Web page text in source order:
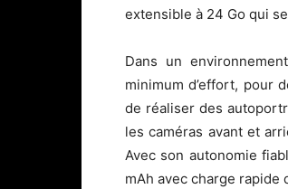
extensible à 24 Go qui
Dans un
minimum d’effort, pour
de réaliser des
les caméras avant et
Avec son autonomie
mAh avec charge rapide